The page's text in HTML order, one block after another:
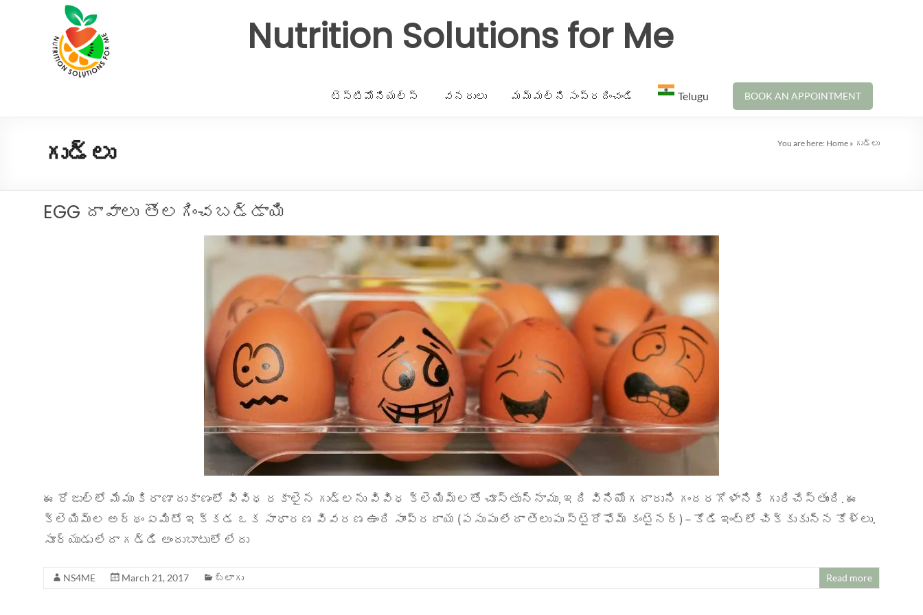
Nutrition Solutions for Me
టెస్టిమోనియల్స్ వనరులు మమ్మల్ని సంప్రదించండి Telugu BOOK AN APPOINTMENT
గుడ్లు You are here: Home » గుడ్లు
EGG దావాలు తొలగించబడ్డాయి
ఈ రోజుల్లో మేము కిరాణా దుకాణంలో వివిధ రకాలైన గుడ్లను వివిధ క్లెయిమ్లతో చూస్తున్నాము, ఇది వినియోగదారుని గందరగోళానికి గురిచేస్తుంది. ఈ
క్లెయిమ్ల అర్థం ఏమిటో ఇక్కడ ఒక సాధారణ వివరణ ఉంది సాంప్రదాయ (పసుపు లేదా తెలుపు స్టైరోఫోమ్ కంటైనర్) – కోడి ఇంట్లో చిక్కుకున్న కోళ్లు.
సూర్యుడు లేదా గడ్డి అందుబాటులో లేదు
NS4ME March 21, 2017 బ్లాగు Read more